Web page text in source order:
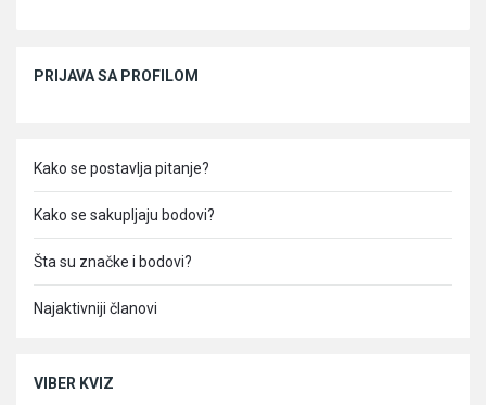
PRIJAVA SA PROFILOM
Kako se postavlja pitanje?
Kako se sakupljaju bodovi?
Šta su značke i bodovi?
Najaktivniji članovi
VIBER KVIZ